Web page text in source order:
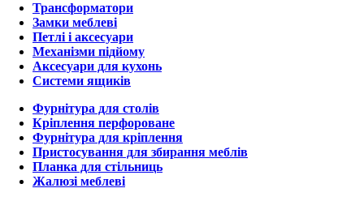
Трансформатори
Замки меблеві
Петлі і аксесуари
Механізми підйому
Аксесуари для кухонь
Системи ящиків
Фурнітура для столів
Кріплення перфороване
Фурнітура для кріплення
Пристосування для збирання меблів
Планка для стільниць
Жалюзі меблеві